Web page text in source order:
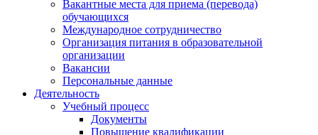
Вакантные места для приема (перевода)
обучающихся
Международное сотрудничество
Организация питания в образовательной
организации
Вакансии
Персональные данные
Деятельность
Учебный процесс
Документы
Повышение квалификации